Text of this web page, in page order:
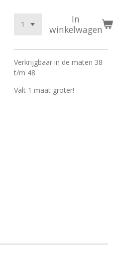
In
winkelwagen
Verkrijgbaar in de maten 38
t/m 48
Valt 1 maat groter!